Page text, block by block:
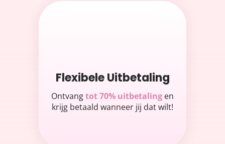
Flexibele Uitbetaling
Ontvangtot 70% uitbetaling en
krijg betaald wanneer jij dat wilt!